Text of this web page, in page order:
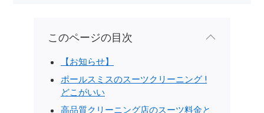
このページの目次
【お知らせ】
ポールスミスのスーツクリーニング !
どこがいい
高品質クリーニング店のスーツ料金と